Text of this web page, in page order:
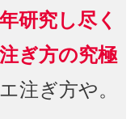
研究し尽く
ぎ方の究極
注ぎ方や。